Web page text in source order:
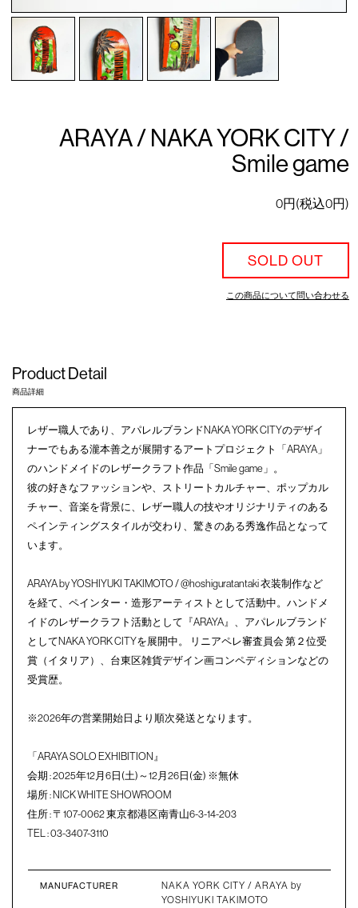
ARAYA / NAKA YORK CITY /
Smile game
0円(税込0円)
SOLD OUT
この商品について問い合わせる
Product Detail
商品詳細
レザー職人であり、アパレルブランドNAKA YORK CITYのデザイ
ナーでもある瀧本善之が展開するアートプロジェクト「ARAYA」
のハンドメイドのレザークラフト作品「Smile game」。
彼の好きなファッションや、ストリートカルチャー、ポップカル
チャー、音楽を背景に、レザー職人の技やオリジナリティのある
ペインティングスタイルが交わり、驚きのある秀逸作品となって
います。
ARAYA by YOSHIYUKI TAKIMOTO / @hoshiguratantaki 衣装制作など
を経て、ペインター・造形アーティストとして活動中。ハンドメ
イドのレザークラフト活動として『ARAYA』、アパレルブランド
としてNAKA YORK CITYを展開中。 リニアペレ審査員会 第２位受
賞（イタリア）、台東区雑貨デザイン画コンペディションなどの
受賞歴。
※2026年の営業開始日より順次発送となります。
「ARAYA SOLO EXHIBITION』
会期 : 2025年12月6日(土)～12月26日(金) ※無休
場所 : NICK WHITE SHOWROOM
住所 : 〒107-0062 東京都港区南青山6-3-14-203
TEL : 03-3407-3110
MANUFACTURER
NAKA YORK CITY / ARAYA by
YOSHIYUKI TAKIMOTO